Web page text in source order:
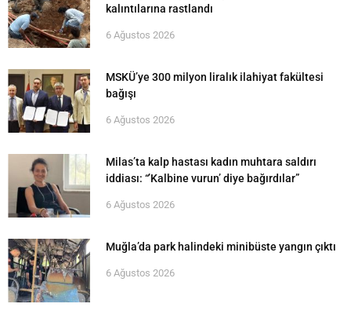
kalıntılarına rastlandı
6 Ağustos 2026
MSKÜ’ye 300 milyon liralık ilahiyat fakültesi
bağışı
6 Ağustos 2026
Milas’ta kalp hastası kadın muhtara saldırı
iddiası: “’Kalbine vurun’ diye bağırdılar”
6 Ağustos 2026
Muğla’da park halindeki minibüste yangın çıktı
6 Ağustos 2026